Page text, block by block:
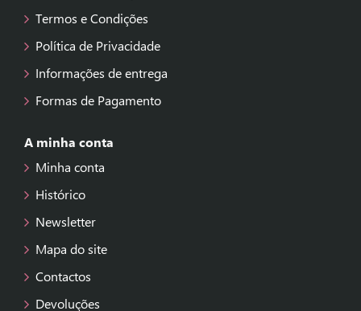
Termos e Condições
Política de Privacidade
Informações de entrega
Formas de Pagamento
A minha conta
Minha conta
Histórico
Newsletter
Mapa do site
Contactos
Devoluções